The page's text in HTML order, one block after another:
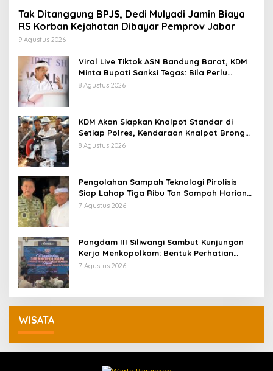
Tak Ditanggung BPJS, Dedi Mulyadi Jamin Biaya
RS Korban Kejahatan Dibayar Pemprov Jabar
9 Agustus 2026
Viral Live Tiktok ASN Bandung Barat, KDM
Minta Bupati Sanksi Tegas: Bila Perlu
Pemberhentian
8 Agustus 2026
KDM Akan Siapkan Knalpot Standar di
Setiap Polres, Kendaraan Knalpot Brong
Tertangkap Langsung Ganti
8 Agustus 2026
Pengolahan Sampah Teknologi Pirolisis
Siap Lahap Tiga Ribu Ton Sampah Harian
Jawa Barat
7 Agustus 2026
Pangdam III Siliwangi Sambut Kunjungan
Kerja Menkopolkam: Bentuk Perhatian
Pemerintah
7 Agustus 2026
WISATA